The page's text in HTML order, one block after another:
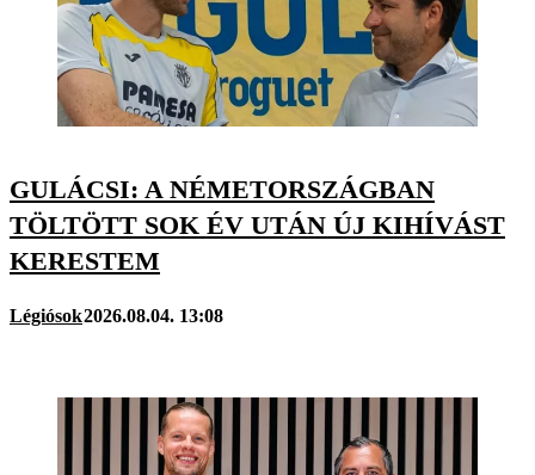
GULÁCSI: A NÉMETORSZÁGBAN
TÖLTÖTT SOK ÉV UTÁN ÚJ KIHÍVÁST
KERESTEM
Légiósok2026.08.04. 13:08